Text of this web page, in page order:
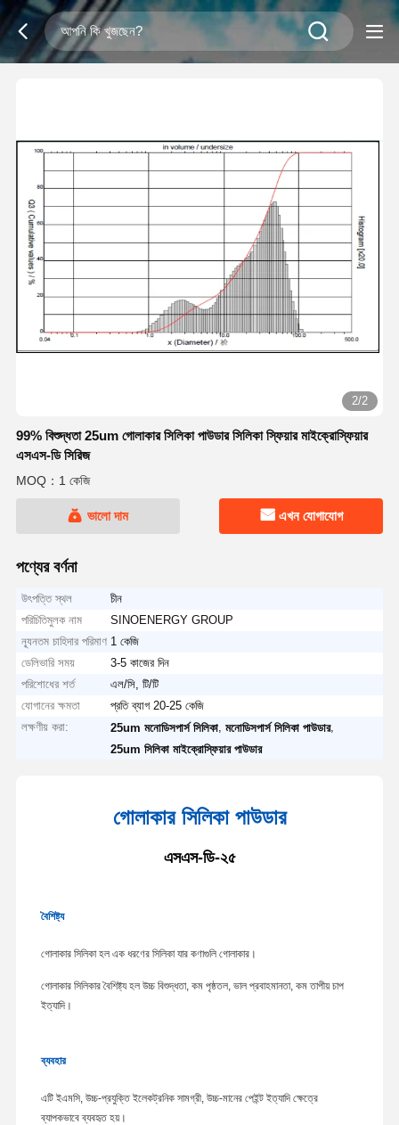
2/2
99% বিশুদ্ধতা 25um গোলাকার সিলিকা পাউডার সিলিকা স্ফিয়ার মাইক্রোস্ফিয়ার
এসএস-ডি সিরিজ
MOQ：1 কেজি
ভালো দাম এখন যোগাযোগ
পণ্যের বর্ণনা
উৎপত্তি স্থল
চীন
পরিচিতিমুলক নাম
SINOENERGY GROUP
ন্যূনতম চাহিদার পরিমাণ 1 কেজি
ডেলিভারি সময়
3-5 কাজের দিন
পরিশোধের শর্ত
এল/সি, টি/টি
যোগানের ক্ষমতা
প্রতি ব্যাগ 20-25 কেজি
লক্ষণীয় করা:
25um মনোডিসপার্স সিলিকা ,মনোডিসপার্স সিলিকা পাউডার,
25um সিলিকা মাইক্রোস্ফিয়ার পাউডার
গোলাকার সিলিকা পাউডার
এসএস-ডি-২৫
বৈশিষ্ট্য
গোলাকার সিলিকা হল এক ধরণের সিলিকা যার কণাগুলি গোলাকার।
গোলাকার সিলিকার বৈশিষ্ট্য হল উচ্চ বিশুদ্ধতা, কম পৃষ্ঠতল, ভাল প্রবাহমানতা, কম তাপীয় চাপ
ইত্যাদি।
ব্যবহার
এটি ইএমসি, উচ্চ-প্রযুক্তি ইলেকট্রনিক সামগ্রী, উচ্চ-মানের পেইন্ট ইত্যাদি ক্ষেত্রে
ব্যাপকভাবে ব্যবহৃত হয়।